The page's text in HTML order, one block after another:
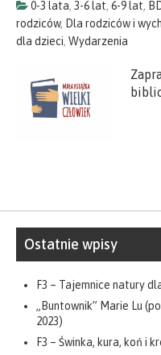
0-3 lata, 3-6 lat, 6-9 lat,
rodziców, Dla rodziców i
dla dzieci, Wydarzenia
Ostatnie wpisy
F3 – Tajemnice natury
„Buntownik” Marie Lu
2023)
F3 – Świnka, kura, koń i